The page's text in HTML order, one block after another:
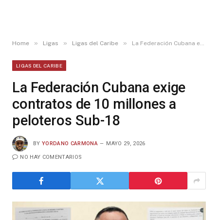
Home » Ligas » Ligas del Caribe » La Federación Cubana exige contratos de 10 millones a peloteros Sub-18
LIGAS DEL CARIBE
La Federación Cubana exige
contratos de 10 millones a
peloteros Sub-18
BY YORDANO CARMONA MAYO 29, 2026
NO HAY COMENTARIOS